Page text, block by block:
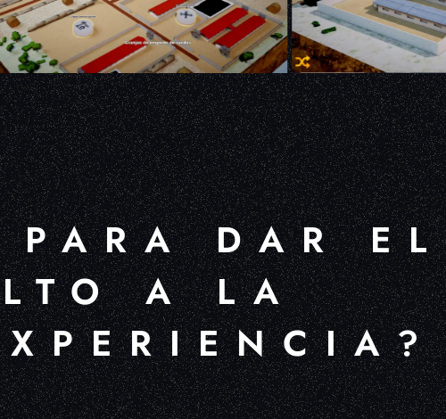
DAR EL
A LA